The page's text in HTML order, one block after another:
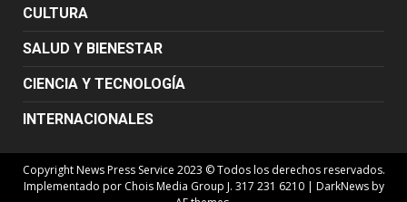
CULTURA
SALUD Y BIENESTAR
CIENCIA Y TECNOLOGÍA
INTERNACIONALES
Copyright News Press Service 2023 © Todos los derechos reservados.
Implementado por Chois Media Group J. 317 231 6210 | DarkNewsby